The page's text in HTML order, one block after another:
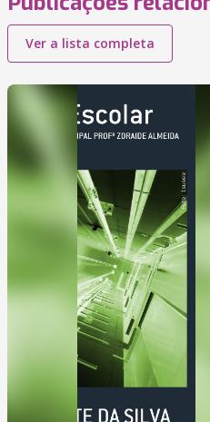
Ver a lista completa